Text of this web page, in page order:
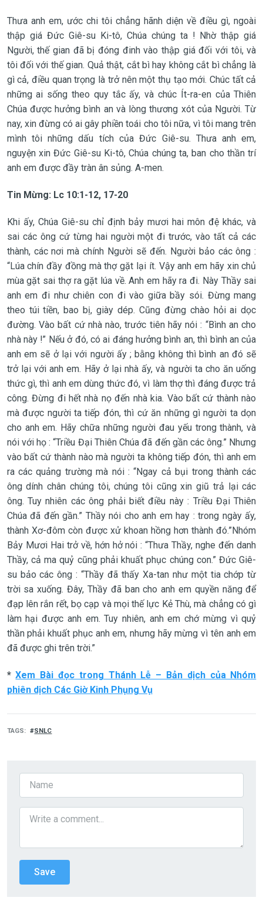
Thưa anh em, ước chi tôi chẳng hãnh diện về điều gì, ngoài
thập giá Đức Giê-su Ki-tô, Chúa chúng ta ! Nhờ thập giá
Người, thế gian đã bị đóng đinh vào thập giá đối với tôi, và
tôi đối với thế gian. Quả thật, cắt bì hay không cắt bì chẳng là
gì cả, điều quan trọng là trở nên một thụ tạo mới. Chúc tất cả
những ai sống theo quy tắc ấy, và chúc Ít-ra-en của Thiên
Chúa được hưởng bình an và lòng thương xót của Người. Từ
nay, xin đừng có ai gây phiền toái cho tôi nữa, vì tôi mang trên
mình tôi những dấu tích của Đức Giê-su. Thưa anh em,
nguyện xin Đức Giê-su Ki-tô, Chúa chúng ta, ban cho thần trí
anh em được đầy tràn ân sủng. A-men.
Tin Mừng: Lc 10:1-12, 17-20
Khi ấy, Chúa Giê-su chỉ định bảy mươi hai môn đệ khác, và
sai các ông cứ từng hai người một đi trước, vào tất cả các
thành, các nơi mà chính Người sẽ đến. Người bảo các ông :
“Lúa chín đầy đồng mà thợ gặt lại ít. Vậy anh em hãy xin chủ
mùa gặt sai thợ ra gặt lúa về. Anh em hãy ra đi. Này Thầy sai
anh em đi như chiên con đi vào giữa bầy sói. Đừng mang
theo túi tiền, bao bị, giày dép. Cũng đừng chào hỏi ai dọc
đường. Vào bất cứ nhà nào, trước tiên hãy nói : “Bình an cho
nhà này !” Nếu ở đó, có ai đáng hưởng bình an, thì bình an của
anh em sẽ ở lại với người ấy ; bằng không thì bình an đó sẽ
trở lại với anh em. Hãy ở lại nhà ấy, và người ta cho ăn uống
thức gì, thì anh em dùng thức đó, vì làm thợ thì đáng được trả
công. Đừng đi hết nhà nọ đến nhà kia. Vào bất cứ thành nào
mà được người ta tiếp đón, thì cứ ăn những gì người ta dọn
cho anh em. Hãy chữa những người đau yếu trong thành, và
nói với họ : “Triều Đại Thiên Chúa đã đến gần các ông.” Nhưng
vào bất cứ thành nào mà người ta không tiếp đón, thì anh em
ra các quảng trường mà nói : “Ngay cả bụi trong thành các
ông dính chân chúng tôi, chúng tôi cũng xin giũ trả lại các
ông. Tuy nhiên các ông phải biết điều này : Triều Đại Thiên
Chúa đã đến gần.” Thầy nói cho anh em hay : trong ngày ấy,
thành Xơ-đôm còn được xử khoan hồng hơn thành đó.”Nhóm
Bảy Mươi Hai trở về, hớn hở nói : “Thưa Thầy, nghe đến danh
Thầy, cả ma quỷ cũng phải khuất phục chúng con.” Đức Giê-
su bảo các ông : “Thầy đã thấy Xa-tan như một tia chớp từ
trời sa xuống. Đây, Thầy đã ban cho anh em quyền năng để
đạp lên rắn rết, bọ cạp và mọi thế lực Kẻ Thù, mà chẳng có gì
làm hại được anh em. Tuy nhiên, anh em chớ mừng vì quỷ
thần phải khuất phục anh em, nhưng hãy mừng vì tên anh em
đã được ghi trên trời.”
*Xem Bài đọc trong Thánh Lễ – Bản dịch của Nhóm
phiên dịch Các Giờ Kinh Phụng Vụ
TAGS SNLC